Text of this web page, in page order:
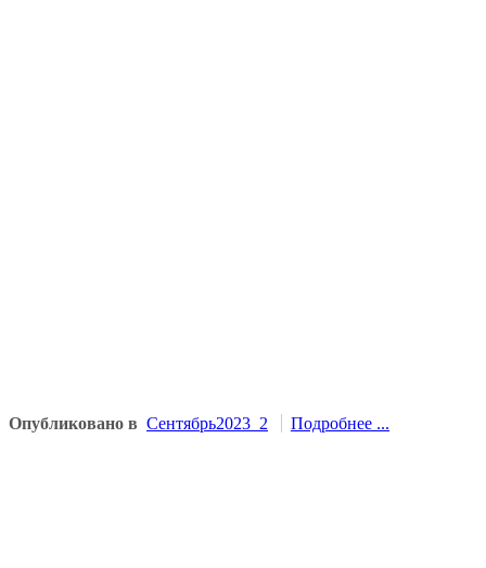
Опубликовано в Сентябрь2023_2 Подробнее ...